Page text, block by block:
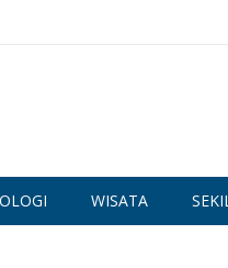
WISATA